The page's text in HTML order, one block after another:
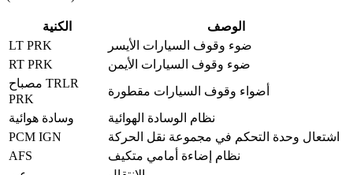
الكنية
الوصف
LT PRK
ضوء وقوف السيارات الأيسر
RT PRK
ضوء وقوف السيارات الأيمن
مصباح TRLR
PRK
أضواء وقوف السيارات مقطورة
وسادة هوائية
نظام الوسادة الهوائية
PCM IGN
اشتعال وحدة التحكم في مجموعة نقل الحركة
AFS
نظام إضاءة أمامي متكيف